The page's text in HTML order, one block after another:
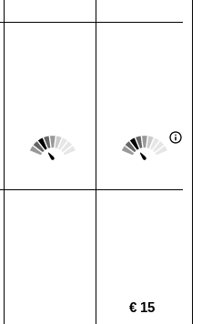
Deze regio:
Score: 2 van 5
Landelijk
Score: 2 van
Geen waarde bekendLandelijk
€ 15